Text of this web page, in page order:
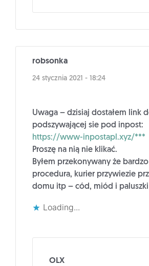
robsonka
24 stycznia 2021 - 18:24
Uwaga – dzisiaj dostałem link
podszywającej sie pod inpost:
https://www-inpostapl.xyz/***
Proszę na nią nie klikać.
Byłem przekonywany że
procedura, kurier przywiezie
domu itp – cód, miód i paluszki
Loading...
OLX